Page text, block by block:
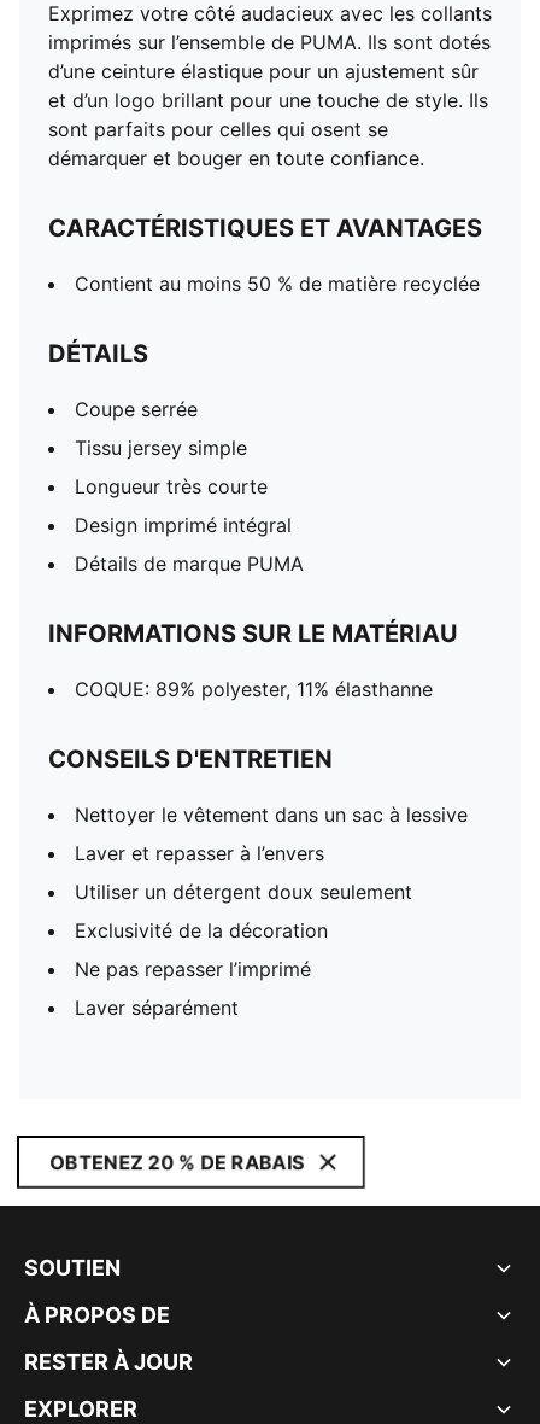
Exprimez votre côté audacieux avec les collants
imprimés sur l’ensemble de PUMA. Ils sont dotés
d’une ceinture élastique pour un ajustement sûr
et d’un logo brillant pour une touche de style. Ils
sont parfaits pour celles qui osent se
démarquer et bouger en toute confiance.
CARACTÉRISTIQUES ET AVANTAGES
Contient au moins 50 % de matière recyclée
DÉTAILS
Coupe serrée
Tissu jersey simple
Longueur très courte
Design imprimé intégral
Détails de marque PUMA
INFORMATIONS SUR LE MATÉRIAU
COQUE: 89% polyester, 11% élasthanne
CONSEILS D'ENTRETIEN
Nettoyer le vêtement dans un sac à lessive
Laver et repasser à l’envers
Utiliser un détergent doux seulement
Exclusivité de la décoration
Ne pas repasser l’imprimé
Laver séparément
OBTENEZ 20 % DE RABAIS
SOUTIEN
À PROPOS DE
RESTER À JOUR
EXPLORER